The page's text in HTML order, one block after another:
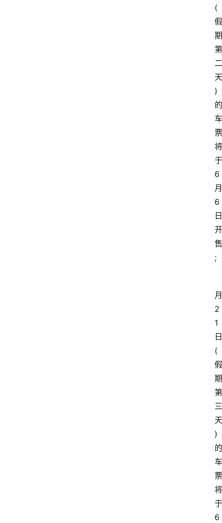
(
假
期
第
二
天
)
的
车
票
将
于
6
月
6
日
开
售
;
月
2
1
日
(
假
期
第
三
天
)
的
车
票
将
于
6